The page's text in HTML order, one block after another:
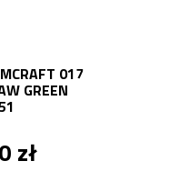
017
GREEN
zł